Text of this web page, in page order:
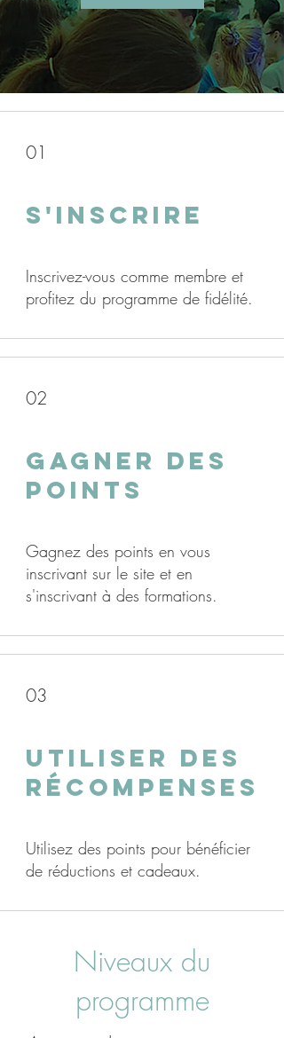
01
S'inscrire
Inscrivez-vous comme membre et
profitez du programme de fidélité.
02
Gagner des
points
Gagnez des points en vous
inscrivant sur le site et en
s'inscrivant à des formations.
03
Utiliser des
récompenses
Utilisez des points pour bénéficier
de réductions et cadeaux.
Niveaux du
programme